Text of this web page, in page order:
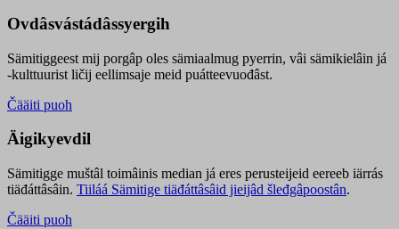
Ovdâsvástádâssyergih
Sämitiggeest mij porgâp oles sämiaalmug pyerrin, vâi sämikielâin já
-kulttuurist ličij eellimsaje meid puátteevuođâst.
Čääiti puoh
Äigikyevdil
Sämitigge muštâl toimâinis median já eres perusteijeid eereeb iärrás
tiäđáttâsâin. Tiiláá Sämitige tiäđáttâsâid jieijâd šleđgâpoostân.
Čääiti puoh